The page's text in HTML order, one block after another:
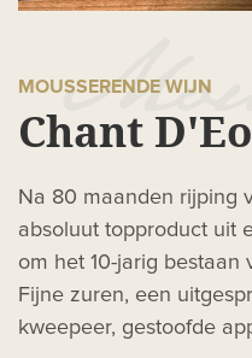
MOUSSERENDE WIJN
Chant
Na 80 maanden rijping
absoluut topproduct uit
om het 10-jarig bestaan
Fijne zuren, een
kweepeer, gestoofde